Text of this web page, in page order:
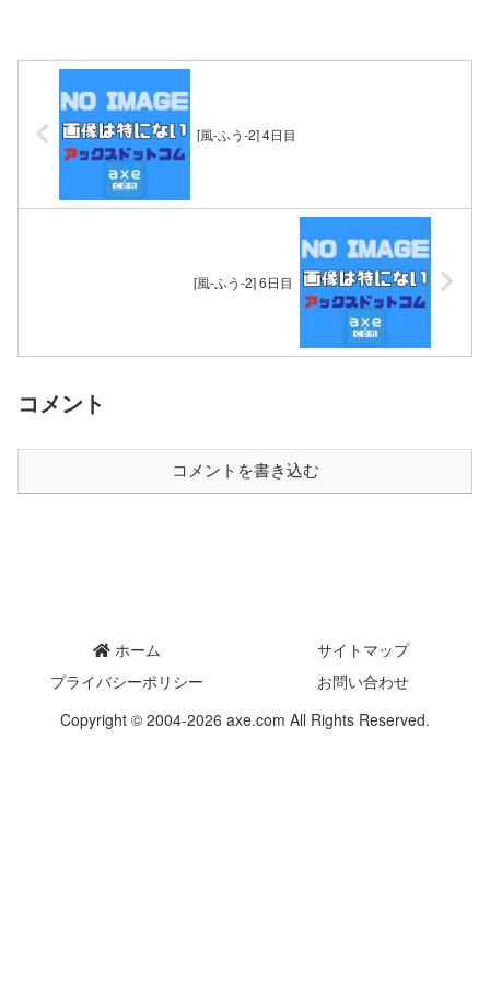
[風-ふう-2] 4日目
[風-ふう-2] 6日目
コメント
コメントを書き込む
ホーム
サイトマップ
プライバシーポリシー
お問い合わせ
Copyright © 2004-2026 axe.com All Rights Reserved.